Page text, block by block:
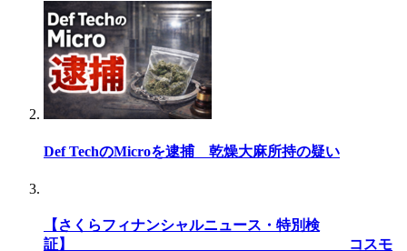
Def TechのMicroを逮捕 乾燥大麻所持の疑い
【さくらフィナンシャルニュース・特別検
証】 コスモ